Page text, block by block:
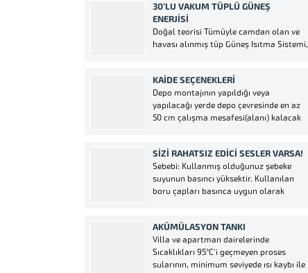
mantar ve alg gelişimi
görülemez.Paslanmaz su depoları,
plastik tabanlı malzemelerde bulunan
kanserojen...
30’LU VAKUM TÜPLÜ GÜNEŞ
ENERJISI
Doğal teorisi Tümüyle camdan olan ve
havası alınmış tüp Güneş Isıtma Sistemi,
enerjisini ısı enerjisine dönüştürür.
Sistemin verimli çalışması için ilave bir
güç kaynağına hiç gerek yoktur. Havası
alınmış tüplerin...
KAİDE SEÇENEKLERİ
Depo montajının yapıldığı veya
yapılacağı yerde depo çevresinde en az
50 cm çalışma mesafesi(alanı) kalacak
olmalıdır. Kaide yapılacak yere beton
dökümü mümkün olmadığı durumlarda
modüler su depoları...
SIZI RAHATSIZ EDICI SESLER VARSA!
Sebebi: Kullanmış olduğunuz şebeke
suyunun basıncı yüksektir. Kullanılan
boru çapları basınca uygun olarak
sarsıntı yaparak seslere sebebiyet verir.
Çözüm: Güneş enerjinize çıkan banyoda
veya lavabonuzdaki soğuk su vanasını
biraz kısmanızı öneririz....
AKÜMÜLASYON TANKI
Villa ve apartman dairelerinde
Sıcaklıkları 95°C’i geçmeyen proses
sularının, minimum seviyede ısı kaybı ile